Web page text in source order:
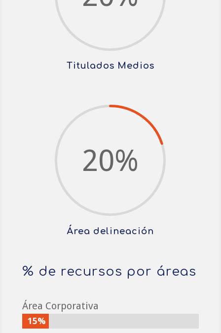
Titulados Medios
20%
Área delineación
% de recursos por áreas
Área Corporativa
15%
15%